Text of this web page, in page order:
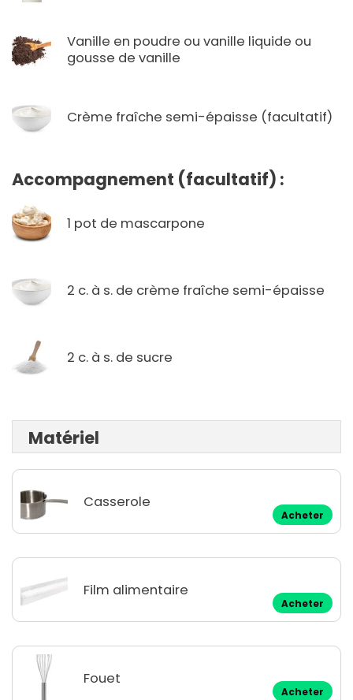
Vanille en poudre ou vanille liquide ou
gousse de vanille
Crème fraîche semi-épaisse (facultatif)
Accompagnement (facultatif) :
1 pot de mascarpone
2 c. à s. de crème fraîche semi-épaisse
2 c. à s. de sucre
Matériel
Casserole
Acheter
Film alimentaire
Acheter
Fouet
Acheter